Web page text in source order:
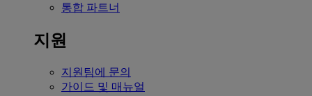
통합 파트너
지원
지원팀에 문의
가이드 및 매뉴얼